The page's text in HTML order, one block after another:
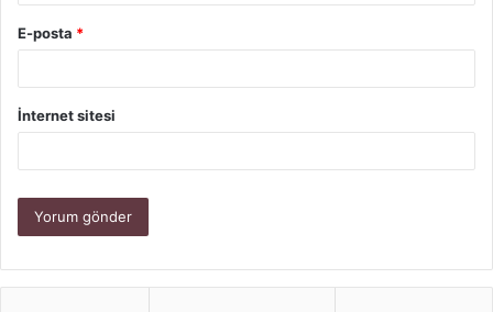
kullanmalıdır.
E-posta *
İnternet sitesi